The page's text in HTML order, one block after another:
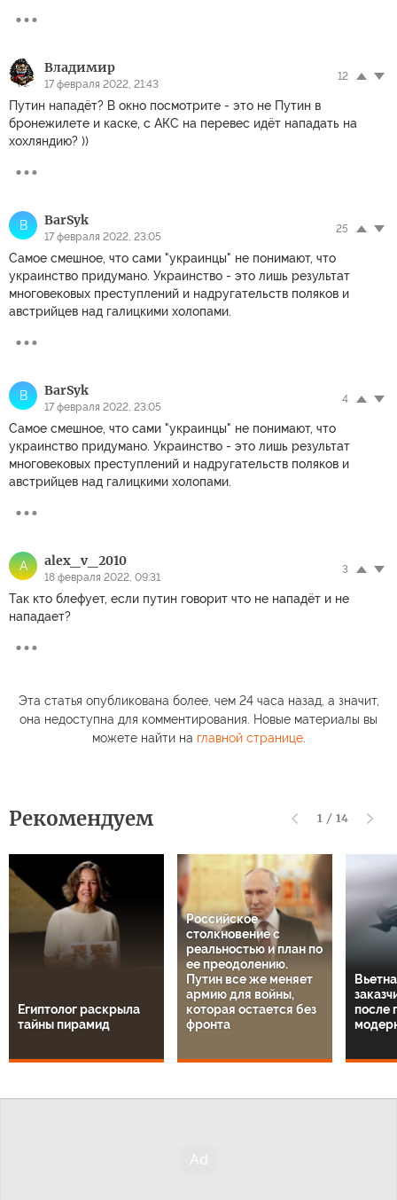
Владимир
17 февраля 2022, 21:43
12
Путин нападёт? В окно посмотрите - это не Путин в
бронежилете и каске, с АКС на перевес идёт нападать на
хохляндию? ))
B BarSyk
17 февраля 2022, 23:05
25
Самое смешное, что сами "украинцы" не понимают, что
украинство придумано. Украинство - это лишь результат
многовековых преступлений и надругательств поляков и
австрийцев над галицкими холопами.
B BarSyk
17 февраля 2022, 23:05
4
Самое смешное, что сами "украинцы" не понимают, что
украинство придумано. Украинство - это лишь результат
многовековых преступлений и надругательств поляков и
австрийцев над галицкими холопами.
A alex_v_2010
18 февраля 2022, 09:31
3
Так кто блефует, если путин говорит что не нападёт и не
нападает?
Эта статья опубликована более, чем 24 часа назад, а значит,
она недоступна для комментирования. Новые материалы вы
можете найти на главной странице.
Рекомендуем 1 / 14
Египтолог раскрыла
тайны пирамид
Российское
столкновение с
реальностью и план по
ее преодолению.
Путин все же меняет
армию для войны,
которая остается без
фронта
после